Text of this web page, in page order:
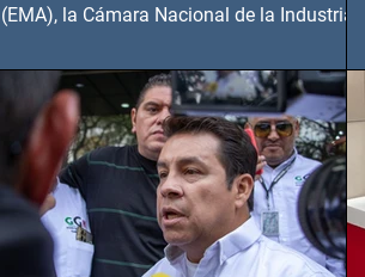
(EMA), la Cámara Nacional de la Industria